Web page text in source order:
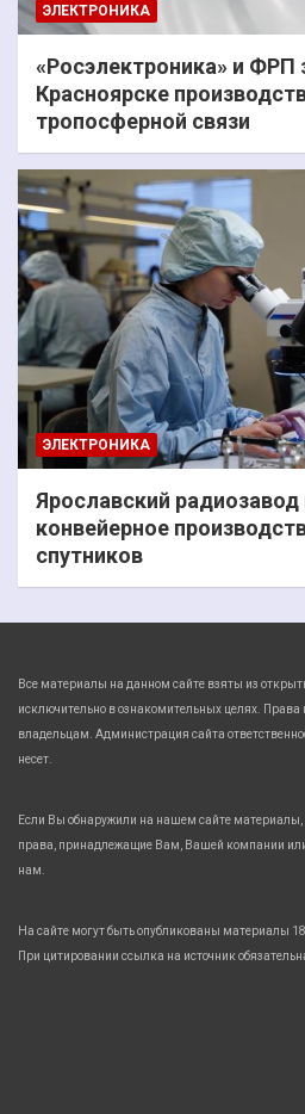
ЭЛЕКТРОНИКА
«Росэлектроника» и ФРП
Красноярске
тропосферной связи
ЭЛЕКТРОНИКА
Ярославский радиозавод
конвейерное
спутников
Все материалы на данном сайте взяты из
исключительно в ознакомительных целях.
владельцам. Администрация сайта
несет.
Если Вы обнаружили на нашем сайте
права, принадлежащие Вам, Вашей компании
нам.
На сайте могут быть опубликованы материалы
При цитировании ссылка на источник